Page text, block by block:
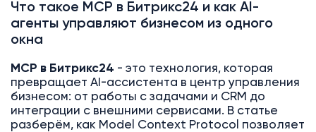
Что такое MCP в Битрикс24 и как AI-
агенты управляют бизнесом из одного
окна
MCP в Битрикс24 - это технология, которая
превращает AI-ассистента в центр управления
бизнесом: от работы с задачами и CRM до
интеграции с внешними сервисами. В статье
разберём, как Model Context Protocol позволяет